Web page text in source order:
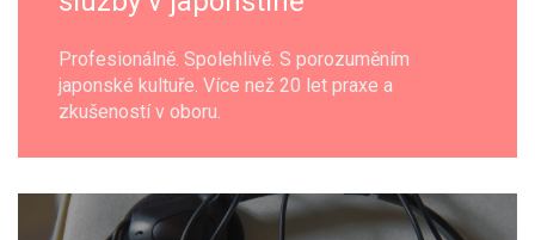
Profesionálně. Spolehlivě. S porozuměním
japonské kultuře. Více než 20 let praxe a
zkušeností v oboru.